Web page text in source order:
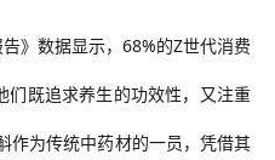
》数据显示，68%的Z世代消费
们既追求养生的功效性，又注重
作为传统中药材的一员，凭借其